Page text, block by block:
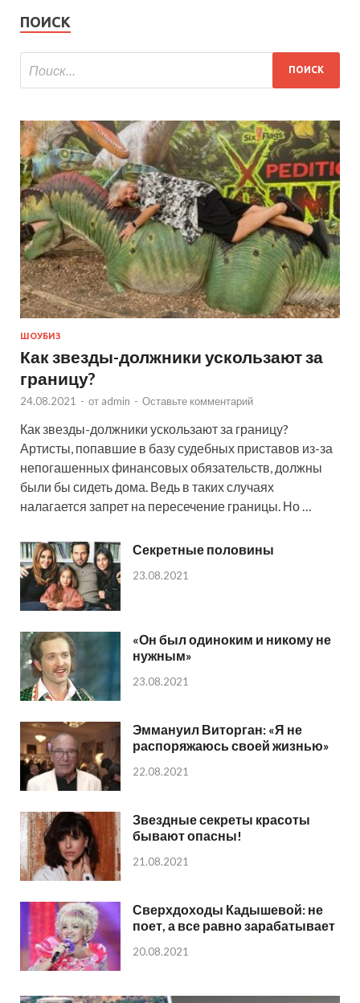
ПОИСК
ШОУБИЗ
Как звезды-должники ускользают за
границу?
24.08.2021 - от admin - Оставьте комментарий
Как звезды-должники ускользают за границу?
Артисты, попавшие в базу судебных приставов из-за
непогашенных финансовых обязательств, должны
были бы сидеть дома. Ведь в таких случаях
налагается запрет на пересечение границы. Но …
Секретные половины
23.08.2021
«Он был одиноким и никому не
нужным»
23.08.2021
Эммануил Виторган: «Я не
распоряжаюсь своей жизнью»
22.08.2021
Звездные секреты красоты
бывают опасны!
21.08.2021
Сверхдоходы Кадышевой: не
поет, а все равно зарабатывает
20.08.2021